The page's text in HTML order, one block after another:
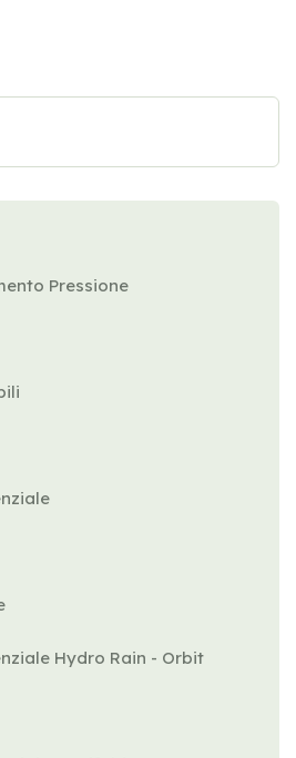
Pressione
Hydro Rain - Orbit